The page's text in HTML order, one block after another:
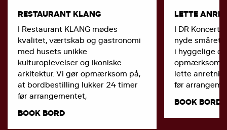
RESTAURANT KLANG
I Restaurant KLANG mødes
kvalitet, værtskab og gastronomi
med husets unikke
kulturoplevelser og ikoniske
arkitektur. Vi gør opmærksom på,
at bordbestilling lukker 24 timer
før arrangementet,
BOOK BORD
LETTE
I DR
nyde
i hyggelige
opmærksom
lette
før
BOOK BORD